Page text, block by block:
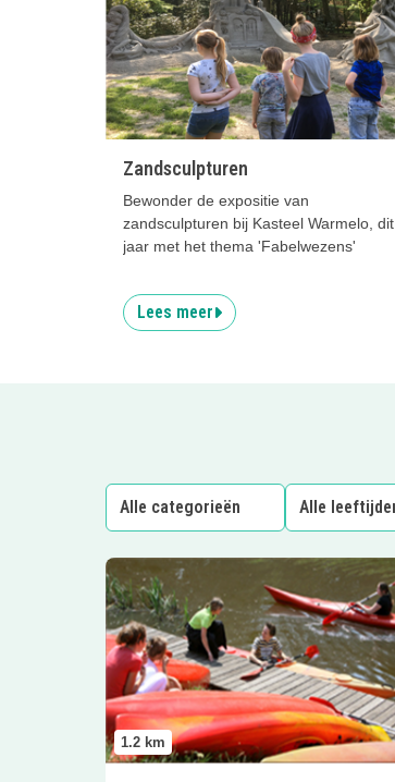
Zandsculpturen
Bewonder de expositie van
zandsculpturen bij Kasteel Warmelo, dit
jaar met het thema 'Fabelwezens'
Lees meer
1.2 km
Lees meer Restaurant Fraans Marie